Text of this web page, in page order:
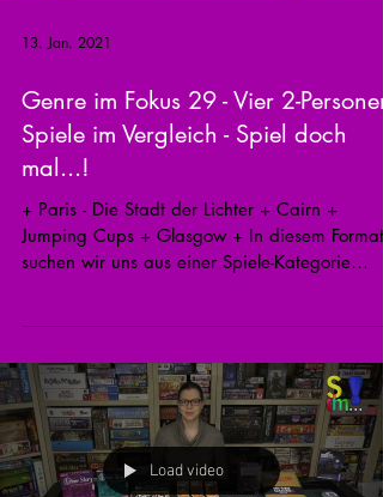
13. Jan. 2021
Genre im Fokus 29 - Vier 2-Personen
Spiele im Vergleich - Spiel doch
mal...!
+ Paris - Die Stadt der Lichter + Cairn +
Jumping Cups + Glasgow + In diesem Format
suchen wir uns aus einer Spiele-Kategorie
Load video